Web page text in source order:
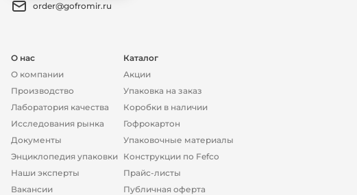
order@gofromir.ru
О нас
О компании
Производство
Лаборатория качества
Исследования рынка
Документы
Энциклопедия упаковки
Наши эксперты
Вакансии
Каталог
Акции
Упаковка на заказ
Коробки в наличии
Гофрокартон
Упаковочные материалы
Конструкции по Fefco
Прайс-листы
Публичная оферта